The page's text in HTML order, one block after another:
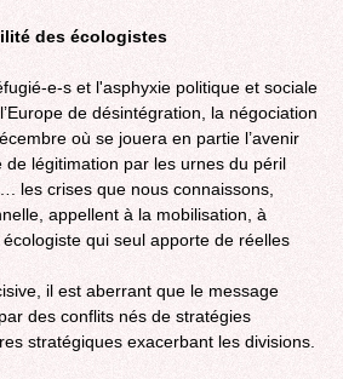
des écologistes
e-s et l'asphyxie politique et sociale
de désintégration, la négociation
où se jouera en partie l’avenir
légitimation par les urnes du péril
les crises que nous connaissons,
appellent à la mobilisation, à
écologiste qui seul apporte de réelles
il est aberrant que le message
des conflits nés de stratégies
stratégiques exacerbant les divisions.